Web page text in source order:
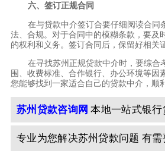
六、签订正规合同
在与贷款中介签订合要仔细阅读合同
法、合规。对于合同中的模糊条款，要及
的权利和义务。签订合同后，保留好相关
在寻找苏州正规贷款中介时，要综合
围、收费标准、合作银行、办公环境等因
您能够找到一家适合自己的贷款中介，顺
苏州贷款咨询网 本地一站式银行
专业为您解决苏州贷款问题 有需